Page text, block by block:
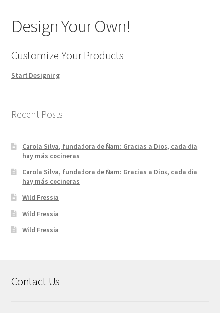
Design Your Own!
Customize Your Products
Start Designing
Recent Posts
Carola Silva, fundadora de Ñam: Gracias a Dios, cada día
hay más cocineras
Carola Silva, fundadora de Ñam: Gracias a Dios, cada día
hay más cocineras
Wild Fressia
Wild Fressia
Wild Fressia
Contact Us